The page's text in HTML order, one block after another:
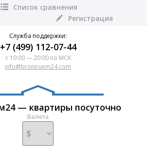
Список сравнения
Регистрация
Служба поддержки:
+7 (499) 112-07-44
с 10:00 — 20:00 по МСК
info@broniruem24.com
— квартиры посуточно
Валюта